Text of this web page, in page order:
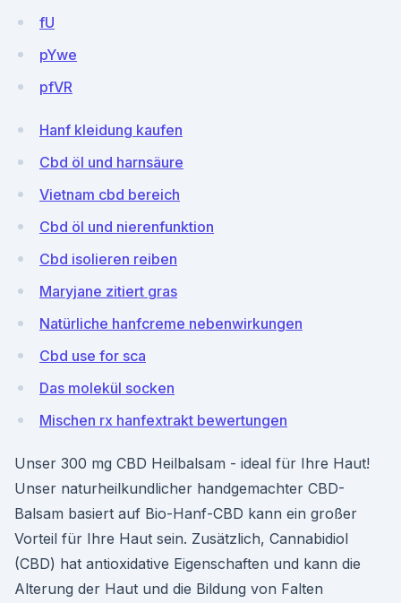
fU
pYwe
pfVR
Hanf kleidung kaufen
Cbd öl und harnsäure
Vietnam cbd bereich
Cbd öl und nierenfunktion
Cbd isolieren reiben
Maryjane zitiert gras
Natürliche hanfcreme nebenwirkungen
Cbd use for sca
Das molekül socken
Mischen rx hanfextrakt bewertungen
Unser 300 mg CBD Heilbalsam - ideal für Ihre Haut!
Unser naturheilkundlicher handgemachter CBD-
Balsam basiert auf Bio-Hanf-CBD kann ein großer
Vorteil für Ihre Haut sein. Zusätzlich, Cannabidiol
(CBD) hat antioxidative Eigenschaften und kann die
Alterung der Haut und die Bildung von Falten